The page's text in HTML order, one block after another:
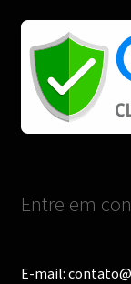
Entre em
E-mail: